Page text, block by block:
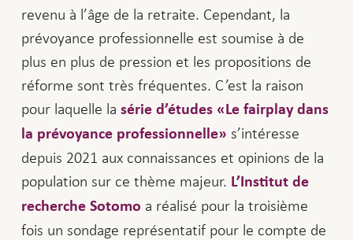
revenu à l’âge de la retraite. Cependant, la
prévoyance professionnelle est soumise à de
plus en plus de pression et les propositions de
réforme sont très fréquentes. C’est la raison
pour laquelle la série d’études «Le fairplay dans
la prévoyance professionnelle» s’intéresse
depuis 2021 aux connaissances et opinions de la
population sur ce thème majeur. L’Institut de
recherche Sotomo a réalisé pour la troisième
fois un sondage représentatif pour le compte de